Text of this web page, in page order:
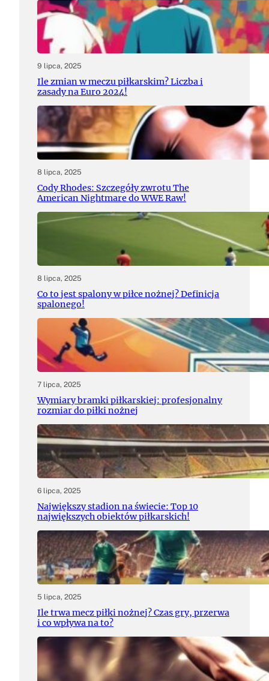
9 lipca, 2025
Ile zmian w meczu piłkarskim? Liczba i
zasady na Euro 2024!
8 lipca, 2025
Cody Rhodes: Szczegóły zwrotu The
American Nightmare do WWE Raw!
8 lipca, 2025
Co to jest spalony w piłce nożnej? Definicja
spalonego!
7 lipca, 2025
Wymiary bramki piłkarskiej: profesjonalny
rozmiar do piłki nożnej
6 lipca, 2025
Największy stadion na świecie: Top 10
największych obiektów piłkarskich!
5 lipca, 2025
Ile trwa mecz piłki nożnej? Czas gry, przerwa
i co wpływa na to?